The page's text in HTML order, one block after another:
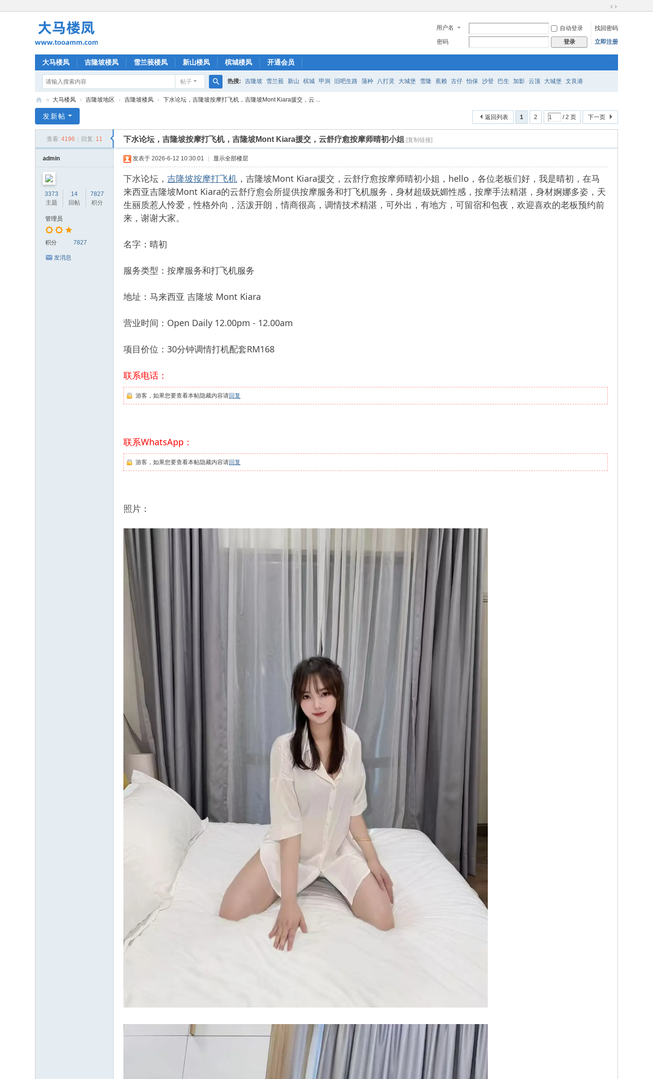
换
到
宽
用户名 自动登录
找回密码
密码
登录 立即注册
大马楼凤 吉隆坡楼凤 雪兰莪楼凤 新山楼凤 槟城楼凤 开通会员
帖子
搜
热搜: 吉隆坡 雪兰莪 新山 槟城 甲洞 旧吧生路 蒲种 八打灵 大城堡 雪隆 蕉赖 古仔 怡保 沙登 巴生 加影 云顶 大城堡 文良港
马
» 大马楼凤 › 吉隆坡地区 › 吉隆坡楼凤 › 下水论坛，吉隆坡按摩打飞机，吉隆坡Mont Kiara援交，云 ...
1 2 / 2 页 下一页
返回列表
发新帖
查看: 4196 回复: 11 下水论坛，吉隆坡按摩打飞机，吉隆坡Mont Kiara援交，云舒疗愈按摩师晴初小姐 [复制链接]
admin
3373
主题
14
回帖
7827
积分
管理员
积分 7827
发消息
发表于 2026-6-12 10:30:01 显示全部楼层
下水论坛， 吉隆坡按摩打飞机 ，吉隆坡Mont Kiara援交，云舒疗愈按摩师晴初小姐，hello，各位老板们好，我是晴初，在马
来西亚吉隆坡Mont Kiara的云舒疗愈会所提供按摩服务和打飞机服务，身材超级妩媚性感，按摩手法精湛，身材婀娜多姿，天
生丽质惹人怜爱，性格外向，活泼开朗，情商很高，调情技术精湛，可外出，有地方，可留宿和包夜，欢迎喜欢的老板预约前
来，谢谢大家。
名字：晴初
服务类型：按摩服务和打飞机服务
地址：马来西亚 吉隆坡 Mont Kiara
营业时间：Open Daily 12.00pm - 12.00am
项目价位：30分钟调情打机配套RM168
联系电话：
游客，如果您要查看本帖隐藏内容请回复
联系WhatsApp：
游客，如果您要查看本帖隐藏内容请回复
照片：